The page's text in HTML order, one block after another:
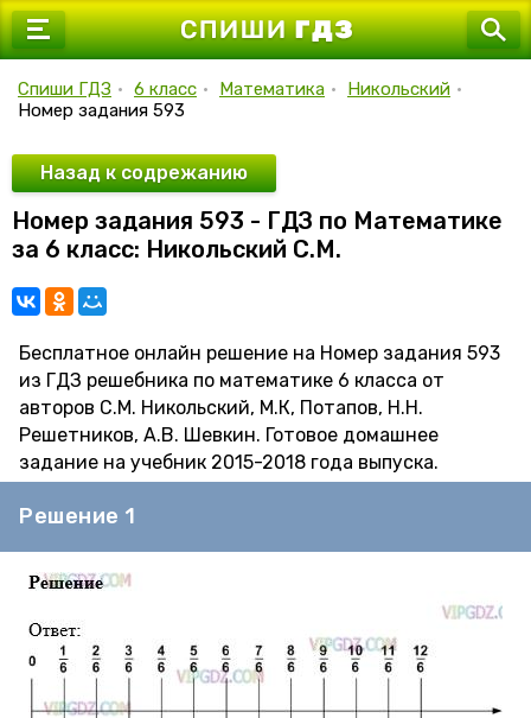
7 класс
9 класс
10 класс
11 класс
Спиши ГДЗ • 6 класс • Математика • Никольский •
Номер задания 593
Назад к содрежанию
Номер задания 593 - ГДЗ по Математике
за 6 класс: Никольский С.М.
Бесплатное онлайн решение на Номер задания 593
из ГДЗ решебника по математике 6 класса от
авторов С.М. Никольский, М.К, Потапов, Н.Н.
Решетников, А.В. Шевкин. Готовое домашнее
задание на учебник 2015-2018 года выпуска.
Решение 1